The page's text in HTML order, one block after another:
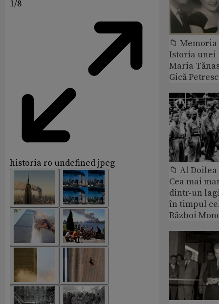
1/8
historia ro undefined jpeg
📁
Istoria
Maria
Gică
📁 Al
Cea mai
dintr-un
în timpul
Război